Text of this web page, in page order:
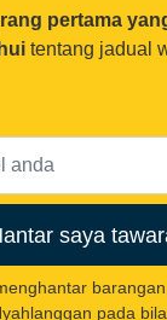
pertama
tentang jadual
saya
barangan
pada